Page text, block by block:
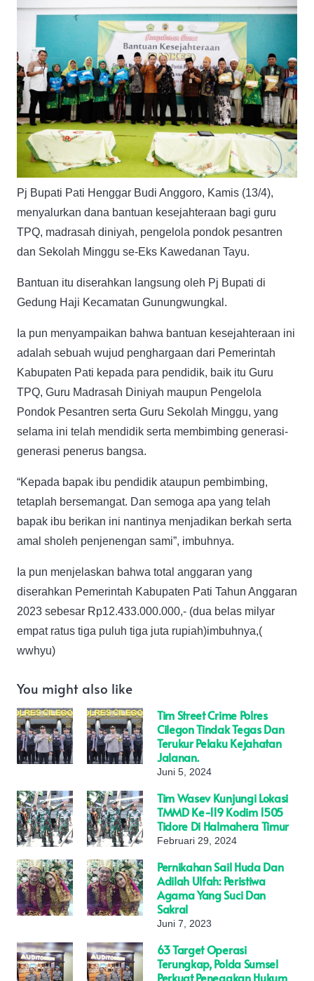
Pj Bupati Pati Henggar Budi Anggoro, Kamis (13/4),
menyalurkan dana bantuan kesejahteraan bagi guru
TPQ, madrasah diniyah, pengelola pondok pesantren
dan Sekolah Minggu se-Eks Kawedanan Tayu.
Bantuan itu diserahkan langsung oleh Pj Bupati di
Gedung Haji Kecamatan Gunungwungkal.
Ia pun menyampaikan bahwa bantuan kesejahteraan ini
adalah sebuah wujud penghargaan dari Pemerintah
Kabupaten Pati kepada para pendidik, baik itu Guru
TPQ, Guru Madrasah Diniyah maupun Pengelola
Pondok Pesantren serta Guru Sekolah Minggu, yang
selama ini telah mendidik serta membimbing generasi-
generasi penerus bangsa.
“Kepada bapak ibu pendidik ataupun pembimbing,
tetaplah bersemangat. Dan semoga apa yang telah
bapak ibu berikan ini nantinya menjadikan berkah serta
amal sholeh penjenengan sami”, imbuhnya.
Ia pun menjelaskan bahwa total anggaran yang
diserahkan Pemerintah Kabupaten Pati Tahun Anggaran
2023 sebesar Rp12.433.000.000,- (dua belas milyar
empat ratus tiga puluh tiga juta rupiah)imbuhnya,(
wwhyu)
You might also like
Tim Street Crime Polres
Cilegon Tindak Tegas Dan
Terukur Pelaku Kejahatan
Jalanan.
Juni 5, 2024
Tim Wasev Kunjungi Lokasi
TMMD Ke-119 Kodim 1505
Tidore Di Halmahera Timur
Februari 29, 2024
Pernikahan Sail Huda Dan
Adilah Ulfah: Peristiwa
Agama Yang Suci Dan
Sakral
Juni 7, 2023
63 Target Operasi
Terungkap, Polda Sumsel
Perkuat Penegakan Hukum